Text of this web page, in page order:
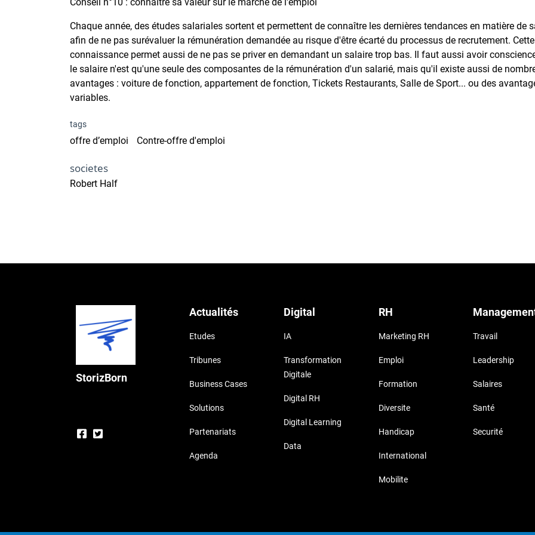
Conseil n°10 : connaître sa valeur sur le marché de l'emploi
Chaque année, des études salariales sortent et permettent de connaître les dernières tendances en matière de
afin de ne pas surévaluer la rémunération demandée au risque d'être écarté du processus de recrutement. Cette
connaissance permet aussi de ne pas se priver en demandant un salaire trop bas. Il faut aussi avoir
le salaire n'est qu'une seule des composantes de la rémunération d'un salarié, mais qu'il existe aussi de
avantages : voiture de fonction, appartement de fonction, Tickets Restaurants, Salle de Sport... ou des
variables.
tags
offre d’emploi Contre-offre d'emploi
societes
Robert Half
StorizBorn
Actualités
Etudes
Tribunes
Business Cases
Solutions
Partenariats
Agenda
Digital
IA
Transformation
Digitale
Digital RH
Digital Learning
Data
RH
Marketing RH
Emploi
Formation
Diversite
Handicap
International
Mobilite
Travail
Leadership
Salaires
Santé
Securité